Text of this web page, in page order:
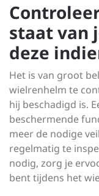
staat van
deze
Het is van groot
wielrenhelm te
hij beschadigd is.
beschermende
meer de nodige
regelmatig te
nodig, zorg je
bent tijdens het